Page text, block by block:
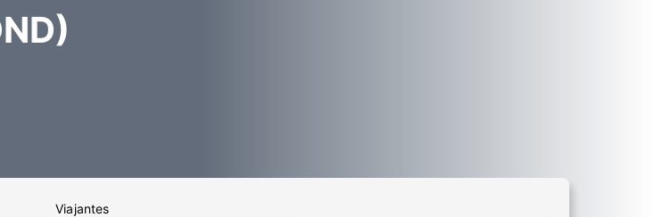
Viajantes